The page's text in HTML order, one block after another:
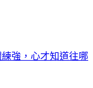
強，心才知道往哪